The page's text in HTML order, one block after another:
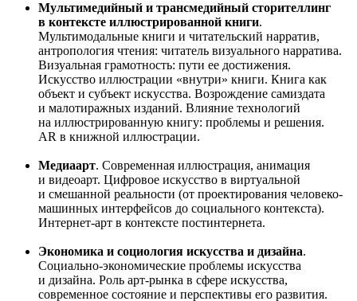
Мультимедийный и трансмедийный сторителлинг
в контексте иллюстрированной книги.
Мультимодальные книги и читательский нарратив,
антропология чтения: читатель визуального нарратива.
Визуальная грамотность: пути ее достижения.
Искусство иллюстрации «внутри» книги. Книга как
объект и субъект искусства. Возрождение самиздата
и малотиражных изданий. Влияние технологий
на иллюстрированную книгу: проблемы и решения.
AR в книжной иллюстрации.
Медиаарт. Современная иллюстрация, анимация
и видеоарт. Цифровое искусство в виртуальной
и смешанной реальности (от проектирования человеко-
машинных интерфейсов до социального контекста).
Интернет-арт в контексте постинтернета.
Экономика и социология искусства и дизайна.
Социально-экономические проблемы искусства
и дизайна. Роль арт-рынка в сфере искусства,
современное состояние и перспективы его развития.